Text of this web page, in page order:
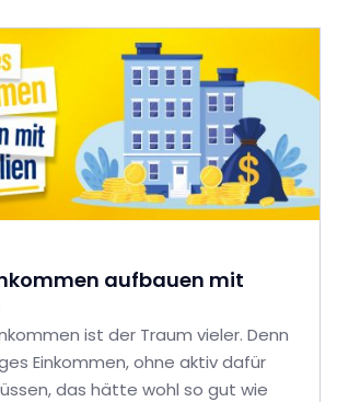
aufbauen mit
ist der Traum vieler. Denn
Einkommen, ohne aktiv dafür
das hätte wohl so gut wie